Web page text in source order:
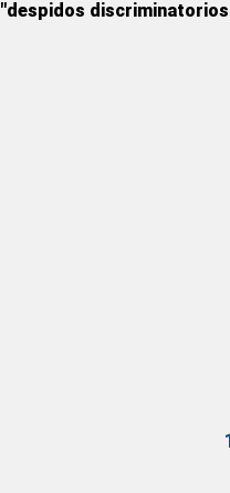
"despidos